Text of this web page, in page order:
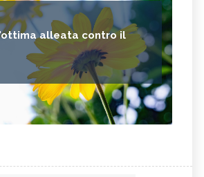
alleata contro il